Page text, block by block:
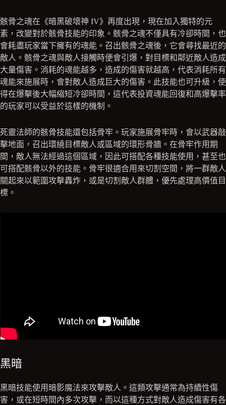
骸骨之魂在《暗黑破壞神 IV》再度出現，現在加入獨特的元
素，改變對於骸骨技能的印象。骸骨之魂不僅具有冷卻時間，也
會耗盡玩家當下擁有的魂能。召出骸骨之魂後，它會尋找最近的
敵人。骸骨之魂與敵人接觸時便會引爆，對目標和鄰近敵人造成
大量傷害。消耗的魂能越多，造成的傷害就越高，代表消耗所有
魂能來施展時，會對敵人造成巨大的傷害。此技能也可升級，使
得在爆擊後大幅縮短冷卻時間，這代表投資魂能回復和高爆擊率
的玩家可以受益於這樣的機制。
死靈法師的骸骨技能還包括骨牢。玩家施展骨牢時，會以武器敲
擊地面，召出環繞目標敵人或區域的環形骨牆。在骨牢作用期
間，敵人無法經過這個區域，因此可搭配各種技能使用，甚至也
可搭配骸骨以外的技能。骨牢很適合用來切割空間，將一群敵人
關起來以範圍攻擊轟炸，或是切割敵人群體，優先處理高價值目
標。
黑暗
黑暗技能使用暗影魔法來攻擊敵人。這類攻擊通常為持續性傷
害，或在短時間內多次攻擊，而以這種方式對敵人造成傷害有各